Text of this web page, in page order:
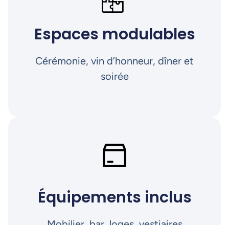
Espaces modulables
Cérémonie, vin d’honneur, dîner et
soirée
Équipements inclus